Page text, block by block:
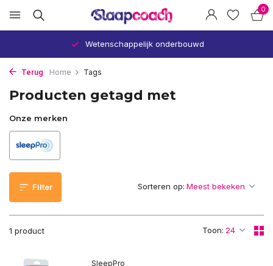
0
Wetenschappelijk onderbouwd
Terug Home Tags
Producten getagd met
Onze merken
Filter
1 product Toon:
Sorteren op:
SleepPro